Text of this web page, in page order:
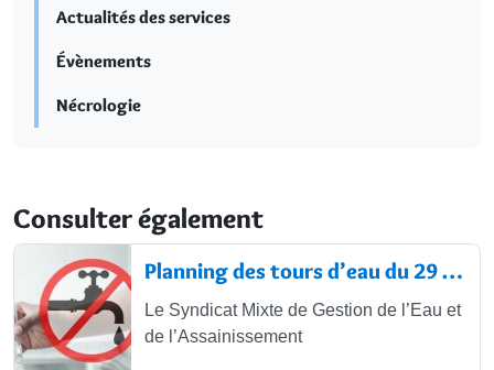
Actualités des services
Évènements
Nécrologie
Consulter également
Planning des tours d’eau du 29 juin...
Le Syndicat Mixte de Gestion de l’Eau et
de l’Assainissement